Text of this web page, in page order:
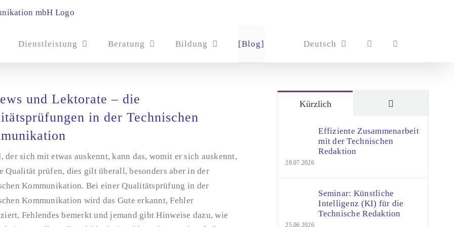
Dienstleistung Beratung Bildung [Blog] Deutsch
und Lektorate – die
in der Technischen
der sich mit etwas auskennt, kann das, womit er sich auskennt,
Qualität prüfen, dies gilt überall, besonders aber in der
Kommunikation. Bei einer Qualitätsprüfung in der
Kommunikation wird das Gute erkannt, Fehler
Fehlendes bemerkt und jemand gibt Hinweise dazu, wie
Kürzlich
Effiziente Zusammenarbeit
mit der Technischen
Redaktion
28.07.2026
Seminar: Künstliche
Intelligenz (KI) für die
Technische Redaktion
25.06.2026